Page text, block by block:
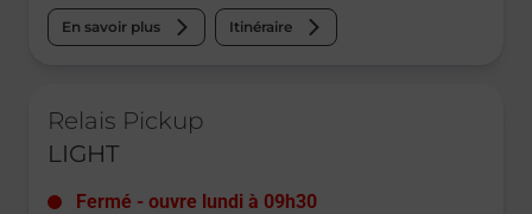
En savoir plus Itinéraire
Relais Pickup
LIGHT
Fermé - ouvre lundi à 09h30